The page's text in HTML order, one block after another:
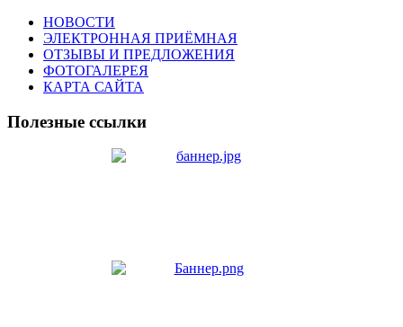
НОВОСТИ
ЭЛЕКТРОННАЯ ПРИЁМНАЯ
ОТЗЫВЫ И ПРЕДЛОЖЕНИЯ
ФОТОГАЛЕРЕЯ
КАРТА САЙТА
Полезные ссылки